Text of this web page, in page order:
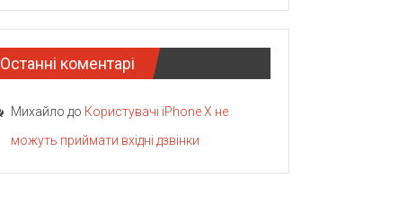
Останні коментарі
Михайло до Користувачі iPhone X не
можуть приймати вхідні дзвінки